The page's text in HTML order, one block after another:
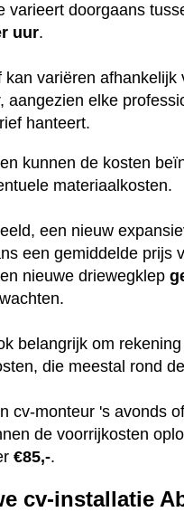
varieert doorgaans
uur.
kan variëren afhankelijk
aangezien elke
hanteert.
kunnen de kosten
materiaalkosten.
een nieuw
een gemiddelde prijs
nieuwe driewegklep
belangrijk om
die meestal rond
cv-monteur 's avonds
de voorrijkosten
€85,-.
cv-installatie